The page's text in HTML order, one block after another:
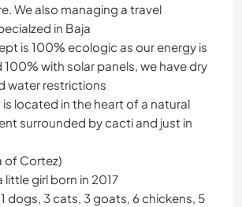
We also managing a travel
in Baja
is 100% ecologic as our energy is
with solar panels, we have dry
water restrictions
is located in the heart of a natural
surrounded by cacti and just in
of Cortez)
little girl born in 2017
dogs, 3 cats, 3 goats, 6 chickens, 5